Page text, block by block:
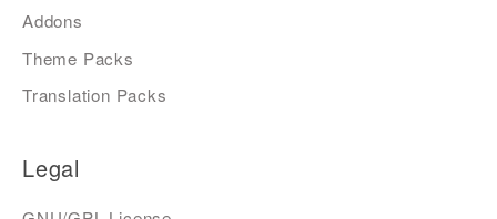
Addons
Theme Packs
Translation Packs
Legal